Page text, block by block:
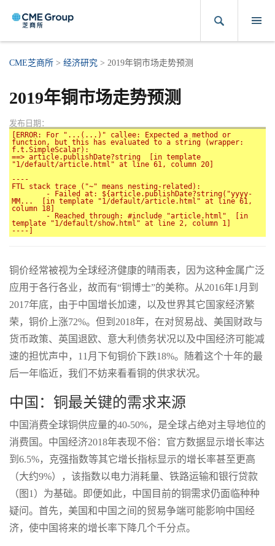
CME芝商所 > 经济研究 > 2019年铜市场走势预测
2019年铜市场走势预测
发布日期：
[ERROR: For "...(...)" callee: Expected a method or
function, but this has evaluated to a string (wrapper:
f.t.SimpleScalar):
==> article.publishDate?string  [in template
"1/default/article.html" at line 61, column 20]
----
FTL stack trace ("~" means nesting-related):
MM...  [in template "1/default/article.html" at line 61,
column 18]
template "1/default/show.html" at line 2, column 1]
铜价经常被视为全球经济健康的晴雨表，因为这种金属广泛
应用于各行各业，故而有“铜博士”的美称。从2016年1月到
2017年底，由于中国增长加速，以及世界其它国家经济繁
荣，铜价上涨72%。但到2018年，在对贸易战、美国财政与
货币政策、英国退欧、意大利债务状况以及中国经济可能减
速的担忧声中，11月下旬铜价下跌18%。随着这个十年的最
后一年临近，我们不妨来看看铜的供求状况。
中国：铜最关键的需求来源
中国消费全球铜供应量的40-50%，是全球占绝对主导地位的
消费国。中国经济2018年表现不俗：官方数据显示增长率达
到6.5%，克强指数等其它增长指标显示的增长率甚至更高
（大约9%），该指数以电力消耗量、铁路运输和银行贷款
（图1）为基础。即便如此，中国目前的铜需求仍面临种种
疑问。首先，美国和中国之间的贸易争端可能影响中国经
济，使中国将来的增长率下降几个千分点。